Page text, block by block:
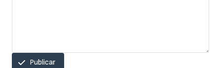
Publicar